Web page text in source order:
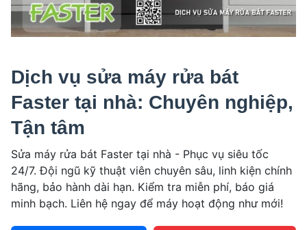
Dịch vụ sửa máy rửa bát
Faster tại nhà: Chuyên nghiệp,
Tận tâm
Sửa máy rửa bát Faster tại nhà - Phục vụ siêu tốc
24/7. Đội ngũ kỹ thuật viên chuyên sâu, linh kiện chính
hãng, bảo hành dài hạn. Kiểm tra miễn phí, báo giá
minh bạch. Liên hệ ngay để máy hoạt động như mới!